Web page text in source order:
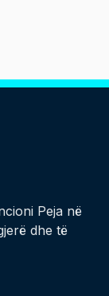
Peja në
dhe të